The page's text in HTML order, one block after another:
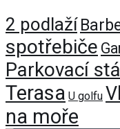
2 podlaží
spotřebiče
Parkovací
Terasa U golfu
na moře